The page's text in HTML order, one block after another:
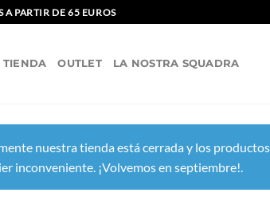
A PARTIR DE 65 EUROS
TIENDA OUTLET LA NOSTRA SQUADRA
nuestra tienda está cerrada y los
inconveniente. ¡Volvemos en septiembre!.